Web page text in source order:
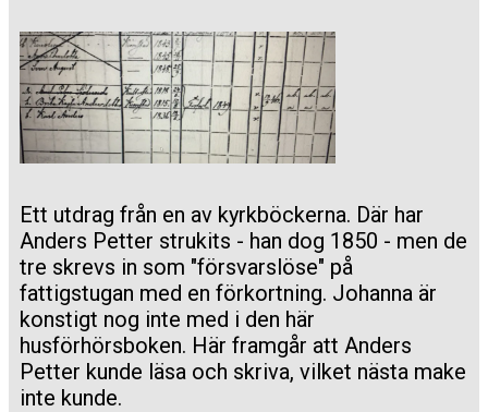
Ett utdrag från en av kyrkböckerna. Där har
Anders Petter strukits - han dog 1850 - men de
tre skrevs in som "försvarslöse" på
fattigstugan med en förkortning. Johanna är
konstigt nog inte med i den här
husförhörsboken. ​Här framgår att Anders
Petter kunde läsa och skriva, vilket nästa make
inte kunde.